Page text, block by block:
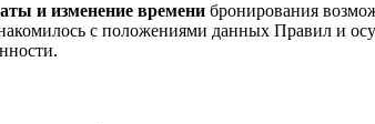
и изменение времени бронирования
с положениями данных Правил и